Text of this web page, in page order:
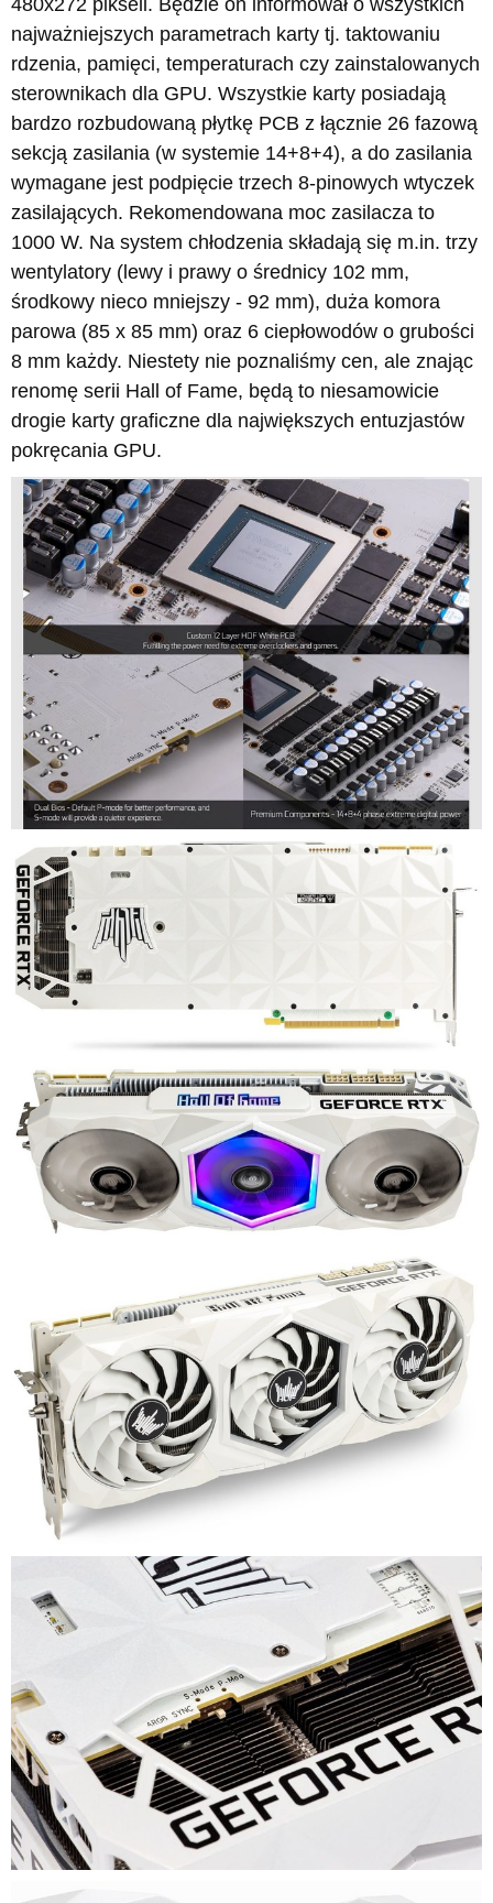
najważniejszych parametrach karty tj. taktowaniu
rdzenia, pamięci, temperaturach czy zainstalowanych
sterownikach dla GPU. Wszystkie karty posiadają
bardzo rozbudowaną płytkę PCB z łącznie 26 fazową
sekcją zasilania (w systemie 14+8+4), a do zasilania
wymagane jest podpięcie trzech 8-pinowych wtyczek
zasilających. Rekomendowana moc zasilacza to
1000 W. Na system chłodzenia składają się m.in. trzy
wentylatory (lewy i prawy o średnicy 102 mm,
środkowy nieco mniejszy - 92 mm), duża komora
parowa (85 x 85 mm) oraz 6 ciepłowodów o grubości
8 mm każdy. Niestety nie poznaliśmy cen, ale znając
renomę serii Hall of Fame, będą to niesamowicie
drogie karty graficzne dla największych entuzjastów
pokręcania GPU.